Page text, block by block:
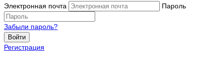
Электронная почта
Пароль
Забыли пароль?
Войти
Регистрация